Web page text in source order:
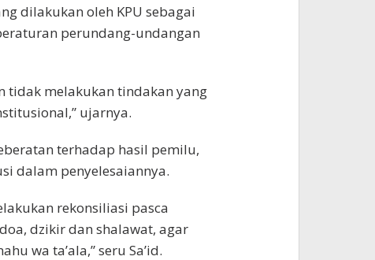
dilakukan oleh KPU sebagai
perundang-undangan
tidak melakukan tindakan yang
ujarnya.
terhadap hasil pemilu,
dalam penyelesaiannya.
rekonsiliasi pasca
dzikir dan shalawat, agar
wa ta’ala,” seru Sa’id.